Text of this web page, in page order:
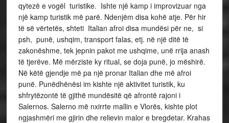
qytezë e vogël turistike. Ishte një kamp i improvizuar nga
një kamp turistik më parë. Ndenjëm disa kohë atje. Për hir
të së vërtetës, shteti Italian afroi disa mundësi për ne, si
psh, punë, ushqim, transport falas, etj. në një ditë të
zakonëshme, tek jepnin pakot me ushqime, unë rrija anash
të tjerëve. Më mërziste ky ritual, se doja punë, jo mëshirë.
Në këtë gjendje më pa një pronar Italian dhe më afroi
punë. Punëdhënësi im kishte një aktivitet turistik, ku
shfrytëzontë të gjithë mundësitë që afrontë rajoni i
Salernos. Salerno më nxirrte mallin e Vlorës, kishte plot
ngjashmëri me gjirin dhe relievin malor e bregdetar. Krahas